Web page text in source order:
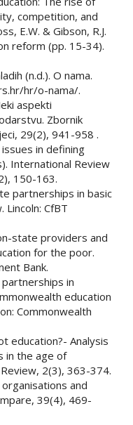
competition, and
E.W. & Gibson, R.J.
reform (pp. 15-34).
(n.d.). O nama.
hr/o-nama/.
aspekti
Zbornik
29(2), 941-958 .
issues in defining
International Review
150-163.
partnerships in basic
Lincoln: CfBT
state providers and
for the poor.
Bank.
in
education
Commonwealth
education?- Analysis
in the age of
2(3), 363-374.
and
39(4), 469-